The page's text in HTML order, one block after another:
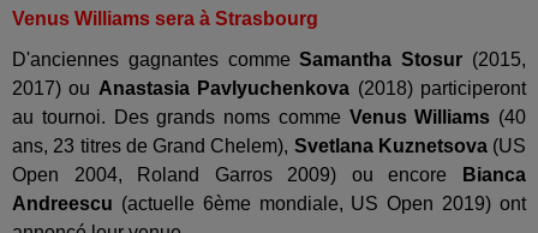
Venus Williams sera à Strasbourg
D'anciennes gagnantes commeSamantha Stosur (2015,
2017) ou Anastasia Pavlyuchenkova (2018) participeront
au tournoi. Des grands noms comme Venus Williams (40
ans, 23 titres de Grand Chelem), Svetlana Kuznetsova(US
Open 2004, Roland Garros 2009) ou encore
Bianca
Andreescu (actuelle 6ème mondiale, US Open 2019) ont